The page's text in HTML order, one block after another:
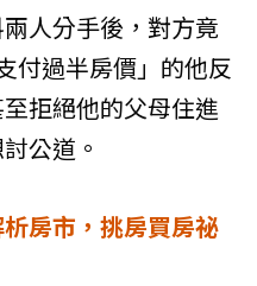
人分手後，對方竟
付過半房價」的他反
拒絕他的父母住進
公道。
房市，挑房買房祕